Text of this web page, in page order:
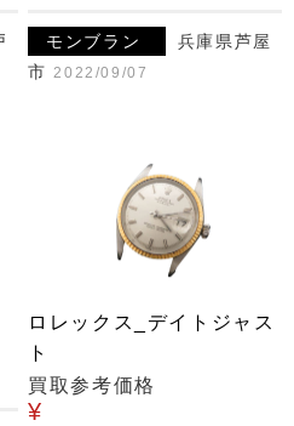
モンブラン
兵庫県芦屋
市 2022/09/07
ロレックス_デイトジャス
ト
買取参考価格
¥